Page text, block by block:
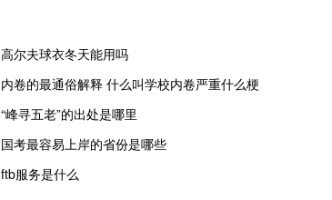
高尔夫球衣冬天能用吗
内卷的最通俗解释 什么叫学校内卷严重什么梗
“峰寻五老”的出处是哪里
国考最容易上岸的省份是哪些
ftb服务是什么